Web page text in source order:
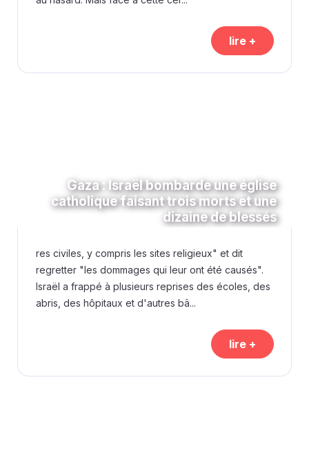
lire +
Gaza : Israël bombarde une église
catholique faisant trois morts et une
dizaine de blessés
res civiles, y compris les sites religieux" et dit
regretter "les dommages qui leur ont été causés".
Israël a frappé à plusieurs reprises des écoles, des
abris, des hôpitaux et d'autres bâ...
lire +